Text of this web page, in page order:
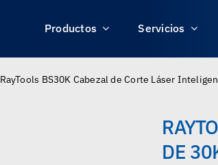
Productos Servicios
RayTools BS30K Cabezal de Corte Láser
DE